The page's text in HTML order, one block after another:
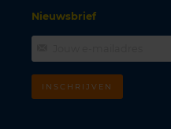
Nieuwsbrief
INSCHRIJVEN